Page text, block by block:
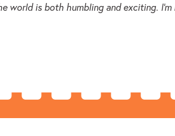
world is both humbling and exciting.